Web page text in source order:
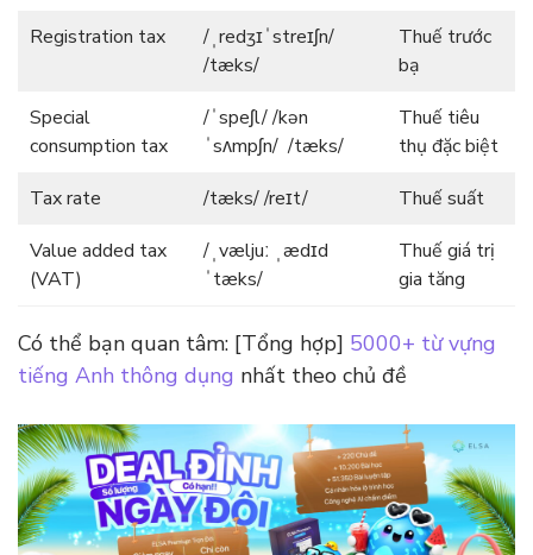
Registration tax
/ˌredʒɪˈstreɪʃn/
/tæks/
Thuế trước
bạ
Special
consumption tax
/ˈspeʃl/ /kən
ˈsʌmpʃn/ /tæks/
Thuế tiêu
thụ đặc biệt
Tax rate
/tæks/ /reɪt/
Thuế suất
Value added tax
(VAT)
/ˌvæljuː ˌædɪd
ˈtæks/
Thuế giá trị
gia tăng
Có thể bạn quan tâm: [Tổng hợp] 5000+ từ vựng
tiếng Anh thông dụng nhất theo chủ đề